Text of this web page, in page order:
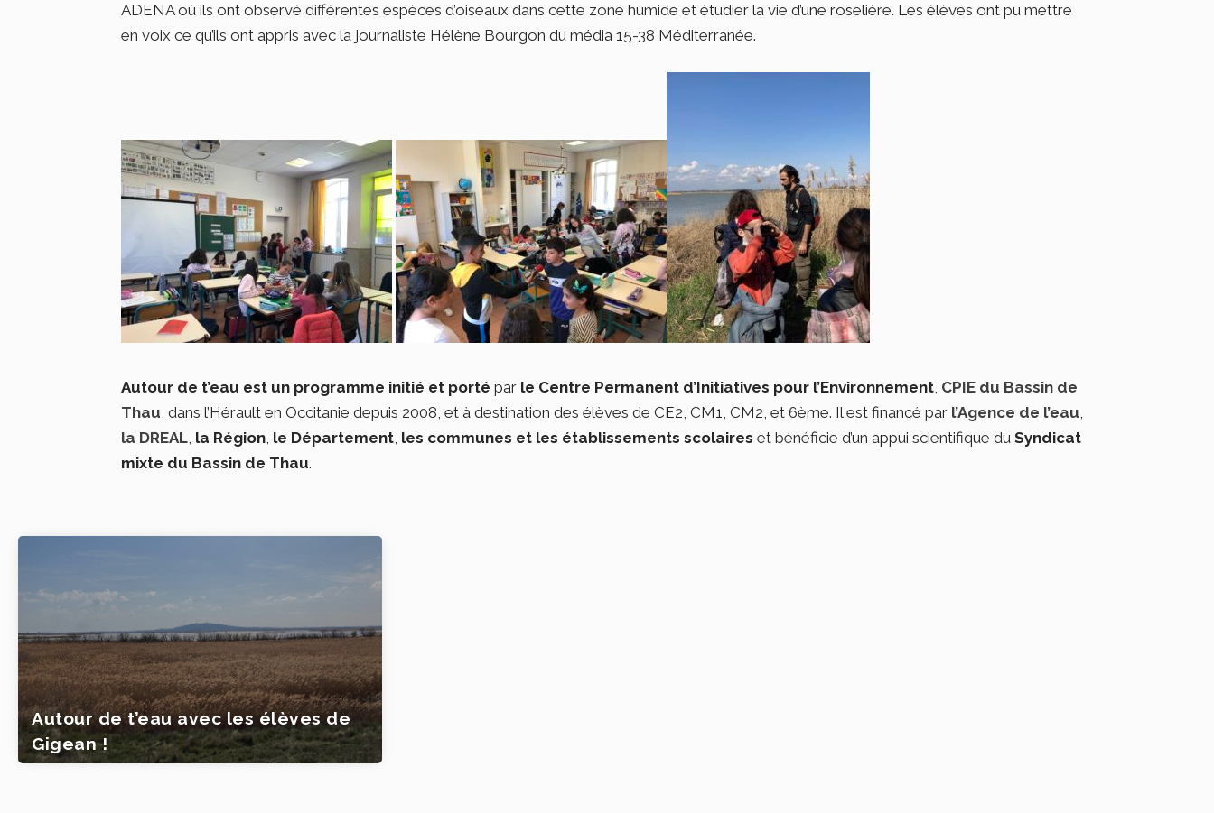
ADENA où ils ont observé différentes espèces d’oiseaux dans cette zone humide et étudier la vie d’une roselière. Les élèves ont pu mettre
en voix ce qu’ils ont appris avec la journaliste Hélène Bourgon du média 15-38 Méditerranée.
Autour de t’eau est un programme initié et porté par le Centre Permanent d’Initiatives pour l’Environnement, CPIE du Bassin de
Thau, dans l’Hérault en Occitanie depuis 2008, et à destination des élèves de CE2, CM1, CM2, et 6ème. Il est financé par l’Agence de l’eau,
la DREAL, la Région, le Département, les communes et les établissements scolaires et bénéficie d’un appui scientifique duSyndicat
mixte du Bassin de Thau.
Autour de t’eau avec les élèves de
Gigean !